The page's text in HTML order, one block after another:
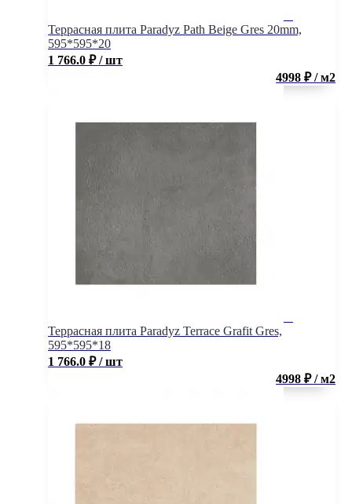
Террасная плита Paradyz Path Beige Gres 20mm,
595*595*20
1 766.0 ₽ / шт
4998 ₽ / м2
Террасная плита Paradyz Terrace Grafit Gres,
595*595*18
1 766.0 ₽ / шт
4998 ₽ / м2